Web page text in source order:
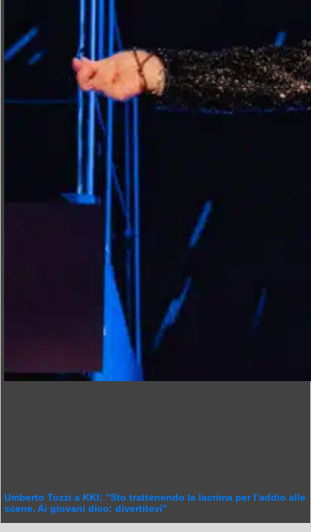
Umberto Tozzi a KKI: “Sto trattenendo la lacrima per l’addio alle
scene. Ai giovani dico: divertitevi”